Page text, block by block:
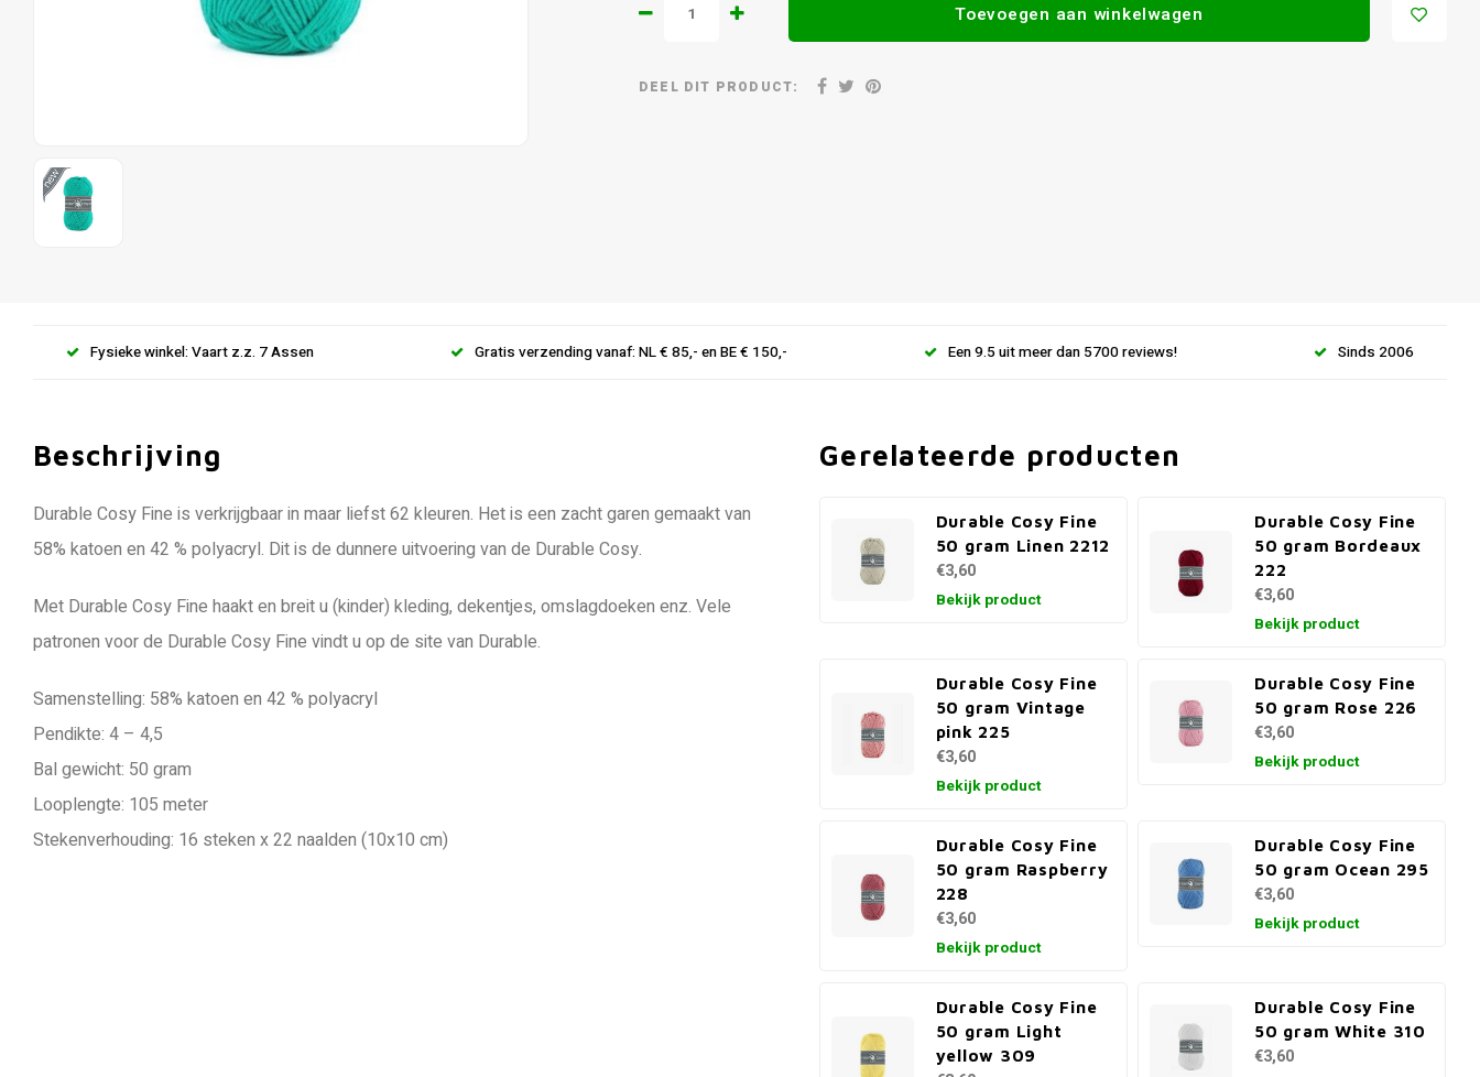
Toevoegen aan winkelwagen
DEEL DIT PRODUCT:
Fysieke winkel: Vaart z.z. 7 Assen Gratis verzending vanaf: NL € 85,- en BE € 150,- Een 9.5 uit meer dan 5700 reviews! Sinds 2006
Beschrijving
Durable Cosy Fine is verkrijgbaar in maar liefst 62 kleuren. Het is een zacht garen gemaakt van
58% katoen en 42 % polyacryl. Dit is de dunnere uitvoering van de Durable Cosy.
Met Durable Cosy Fine haakt en breit u (kinder) kleding, dekentjes, omslagdoeken enz. Vele
patronen voor de Durable Cosy Fine vindt u op de site van Durable.
Samenstelling: 58% katoen en 42 % polyacryl
Pendikte: 4 – 4,5
Bal gewicht: 50 gram
Looplengte: 105 meter
Stekenverhouding: 16 steken x 22 naalden (10x10 cm)
Gerelateerde producten
Durable Cosy Fine
50 gram Linen 2212
€3,60
Bekijk product
Durable Cosy Fine
50 gram Bordeaux
222
€3,60
Bekijk product
Durable Cosy Fine
50 gram Vintage
pink 225
€3,60
Bekijk product
Durable Cosy Fine
50 gram Rose 226
€3,60
Bekijk product
Durable Cosy Fine
50 gram Raspberry
228
€3,60
Bekijk product
Durable Cosy Fine
50 gram Ocean 295
€3,60
Bekijk product
Durable Cosy Fine
50 gram Light
yellow 309
Durable Cosy Fine
50 gram White 310
€3,60